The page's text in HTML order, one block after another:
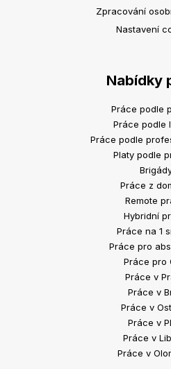
Zpracování
Nastavení
Nabídky
Práce podle
Práce podle
Práce podle
Platy podle
Práce z
Remote
Hybridní
Práce na 1
Práce pro
Práce pro
Práce v
Práce v
Práce v
Práce v
Práce v
Práce v